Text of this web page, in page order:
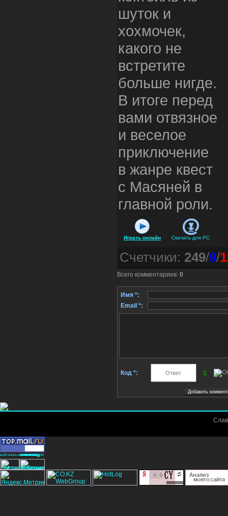
шуток и
хохмочек,
какого не
встретите
больше нигде.
В итоге перед
вами отвязное
и веселое
приключение
в жанре квест
с Масяней в
главной роли.
Играть онлайн Скачать для PC
Счетчики: 249/9/
Всего комментариев: 0
Имя *:
Email *:
Код *: